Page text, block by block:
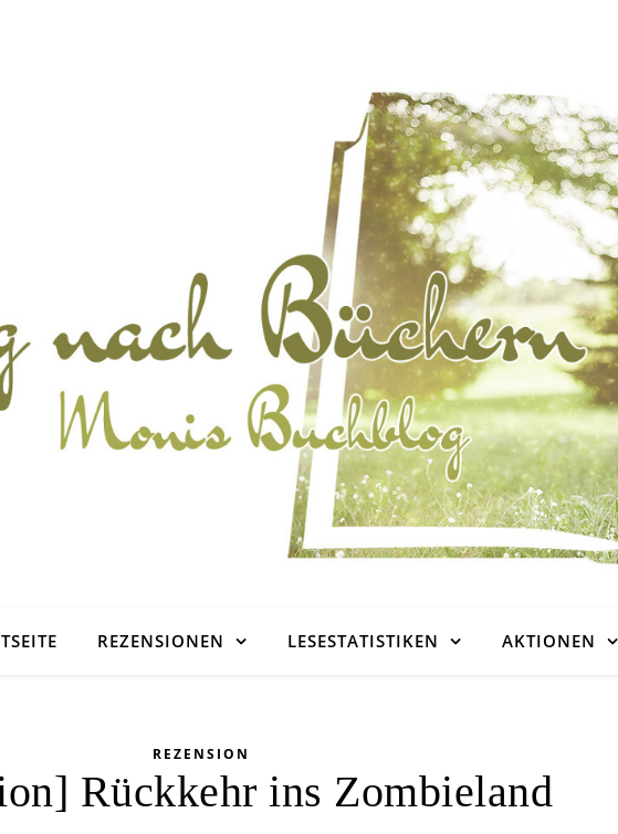
REZENSIONEN LESESTATISTIKEN AKTIONEN
REZENSION
Rückkehr ins Zombieland